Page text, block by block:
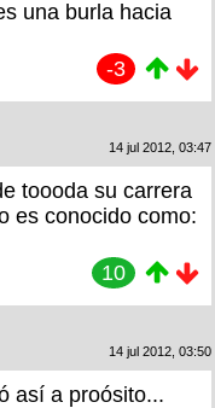
una burla hacia
-3
14 jul 2012, 03:47
toooda su carrera
es conocido como:
10
14 jul 2012, 03:50
así a proósito...